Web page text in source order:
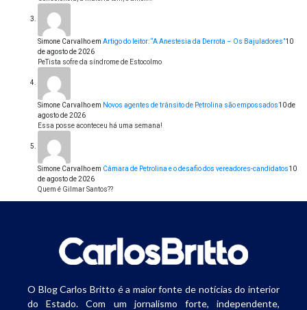
Simone Carvalhoem Artigo do leitor: “A Anestesia da Derrota – Os Bajuladores”10
de agosto de 2026
PeTista sofre da síndrome de Estocolmo
Simone Carvalhoem Novos agentes de trânsito de Petrolina são empossados10 de
agosto de 2026
Essa posse aconteceu há uma semana!
Simone Carvalhoem Câmara de Petrolina e o desafio dos vereadores-candidatos10
de agosto de 2026
Quem é Gilmar Santos??
O Blog Carlos Britto é a maior fonte de notícias do interior
do Estado. Com um jornalismo forte, independente,